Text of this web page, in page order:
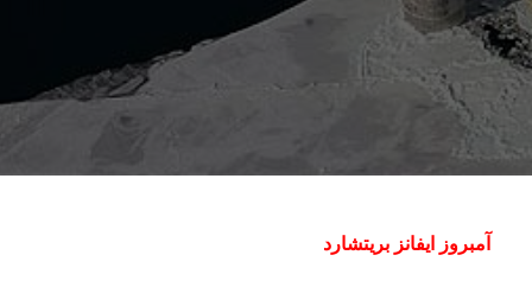
آمبروز ايفانز بريتشارد